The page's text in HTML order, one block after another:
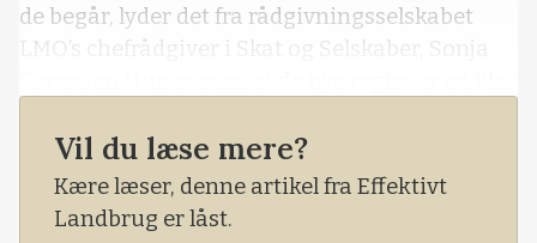
de begår, lyder det fra rådgivningsselskabet
LMO’s chefrådgiver i Skat og Selskaber, Sonja
landmændene ofte får medhold i deres klager
over ejendomsvurderingerne.- Det ser ud til, at
det primære formål med lovændringen er at
Vil du læse mere?
Kære læser, denne artikel fra Effektivt
Landbrug er låst.